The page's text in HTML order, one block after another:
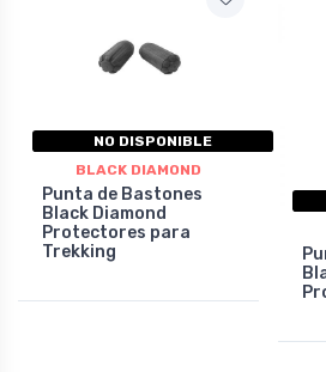
NO DISPONIBLE
BLACK DIAMOND
Punta de Bastones
Black Diamond
Protectores para
Trekking